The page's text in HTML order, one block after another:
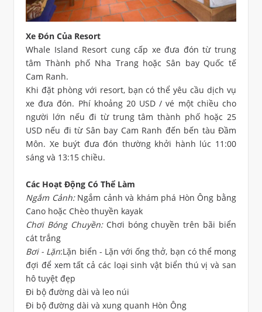
Xe Đón Của Resort
Whale Island Resort cung cấp xe đưa đón từ trung
tâm Thành phố Nha Trang hoặc Sân bay Quốc tế
Cam Ranh.
Khi đặt phòng với resort, bạn có thể yêu cầu dịch vụ
xe đưa đón. Phí khoảng 20 USD / vé một chiều cho
người lớn nếu đi từ trung tâm thành phố hoặc 25
USD nếu đi từ Sân bay Cam Ranh đến bến tàu Đầm
Môn. Xe buýt đưa đón thường khởi hành lúc 11:00
sáng và 13:15 chiều.
Các Hoạt Động Có Thể Làm
Ngắm Cảnh: Ngắm cảnh và khám phá Hòn Ông bằng
Cano hoặc Chèo thuyền kayak
Chơi Bóng Chuyền: Chơi bóng chuyền trên bãi biển
cát trắng
Bơi - Lặn:Lặn biển - Lặn với ống thở, bạn có thể mong
đợi để xem tất cả các loại sinh vật biển thú vị và san
hô tuyệt đẹp
Đi bộ đường dài và leo núi
Đi bộ đường dài và xung quanh Hòn Ông